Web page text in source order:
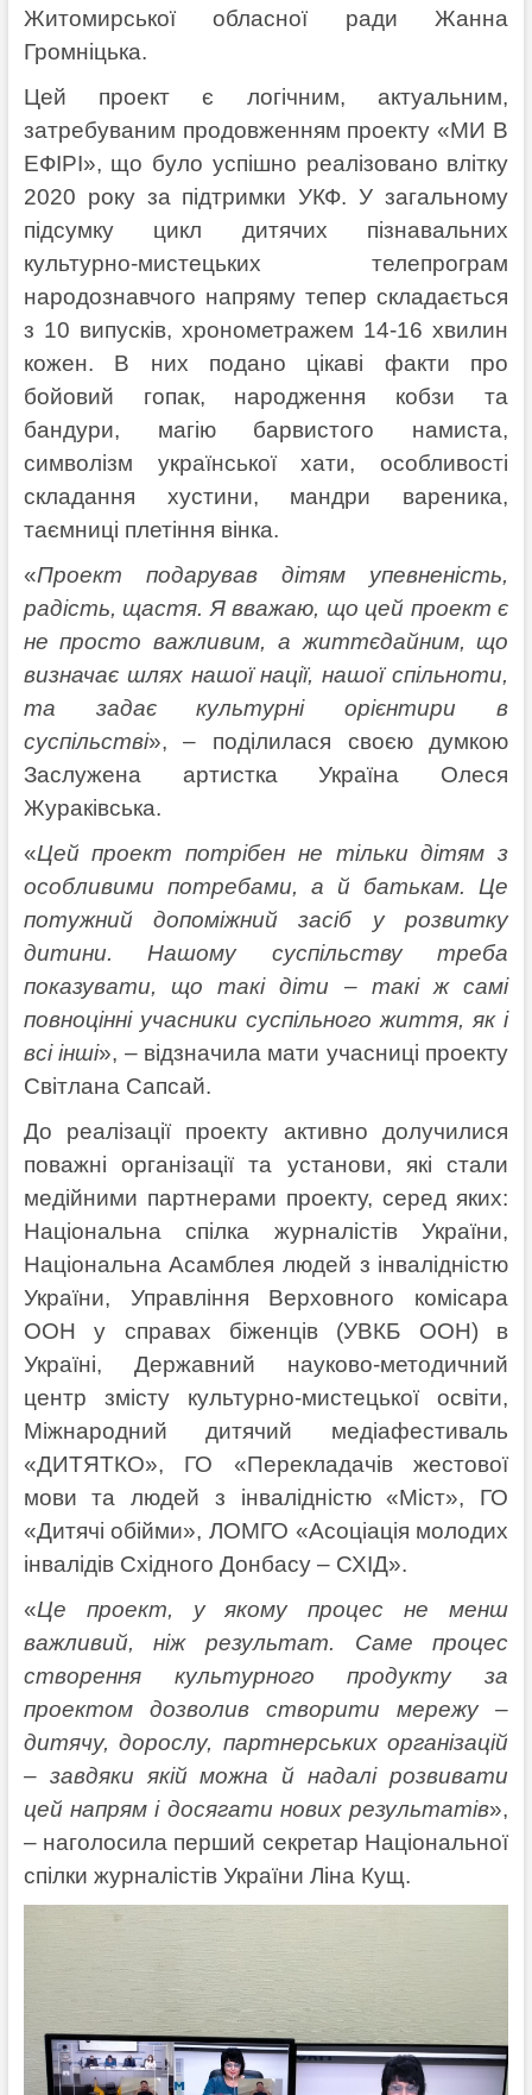
Житомирської обласної ради Жанна
Громніцька.
Цей проект є логічним, актуальним,
затребуваним продовженням проекту «МИ В
ЕФІРІ», що було успішно реалізовано влітку
2020 року за підтримки УКФ. У загальному
підсумку цикл дитячих пізнавальних
культурно-мистецьких телепрограм
народознавчого напряму тепер складається
з 10 випусків, хронометражем 14-16 хвилин
кожен. В них подано цікаві факти про
бойовий гопак, народження кобзи та
бандури, магію барвистого намиста,
символізм української хати, особливості
складання хустини, мандри вареника,
таємниці плетіння вінка.
«Проект подарував дітям упевненість,
радість, щастя. Я вважаю, що цей проект є
не просто важливим, а життєдайним, що
визначає шлях нашої нації, нашої спільноти,
та задає культурні орієнтири в
суспільстві», – поділилася своєю думкою
Заслужена артистка Україна Олеся
Жураківська.
«Цей проект потрібен не тільки дітям з
особливими потребами, а й батькам. Це
потужний допоміжний засіб у розвитку
дитини. Нашому суспільству треба
показувати, що такі діти – такі ж самі
повноцінні учасники суспільного життя, як і
всі інші», – відзначила мати учасниці проекту
Світлана Сапсай.
До реалізації проекту активно долучилися
поважні організації та установи, які стали
медійними партнерами проекту, серед яких:
Національна спілка журналістів України,
Національна Асамблея людей з інвалідністю
України, Управління Верховного комісара
ООН у справах біженців (УВКБ ООН) в
Україні, Державний науково-методичний
центр змісту культурно-мистецької освіти,
Міжнародний дитячий медіафестиваль
«ДИТЯТКО», ГО «Перекладачів жестової
мови та людей з інвалідністю «Міст», ГО
«Дитячі обійми», ЛОМГО «Асоціація молодих
інвалідів Східного Донбасу – СХІД».
«Це проект, у якому процес не менш
важливий, ніж результат. Саме процес
створення культурного продукту за
проектом дозволив створити мережу –
дитячу, дорослу, партнерських організацій
– завдяки якій можна й надалі розвивати
цей напрям і досягати нових результатів»,
– наголосила перший секретар Національної
спілки журналістів України Ліна Кущ.